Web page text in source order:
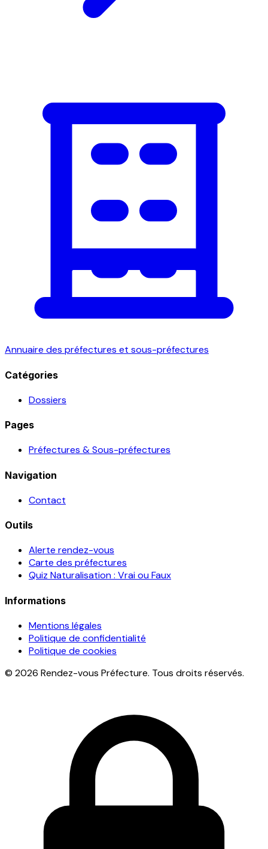
Annuaire des préfectures et sous-préfectures
Catégories
Dossiers
Pages
Préfectures & Sous-préfectures
Navigation
Contact
Outils
Alerte rendez-vous
Carte des préfectures
Quiz Naturalisation : Vrai ou Faux
Informations
Mentions légales
Politique de confidentialité
Politique de cookies
© 2026 Rendez-vous Préfecture. Tous droits réservés.